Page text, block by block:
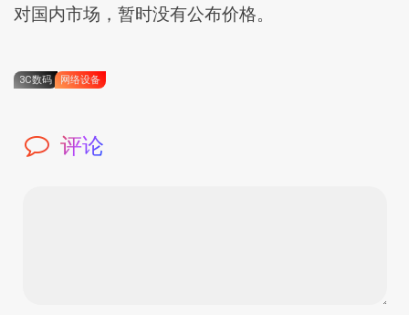
对国内市场，暂时没有公布价格。
3C数码 网络设备
评论